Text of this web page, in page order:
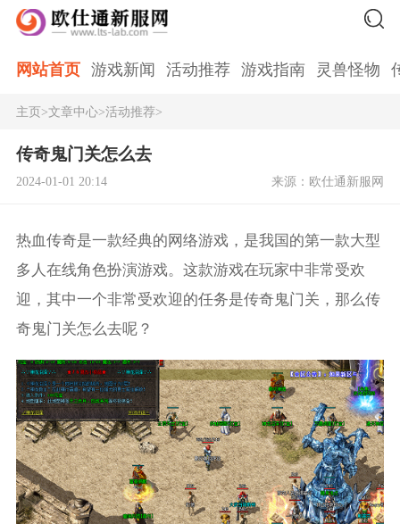
网站首页 游戏新闻 活动推荐 游戏指南 灵兽怪物
主页>文章中心>活动推荐>
传奇鬼门关怎么去
2024-01-01 20:14 来源：欧仕通新服网
热血传奇是一款经典的网络游戏，是我国的第一款大型
多人在线角色扮演游戏。这款游戏在玩家中非常受欢
迎，其中一个非常受欢迎的任务是传奇鬼门关，那么传
奇鬼门关怎么去呢？